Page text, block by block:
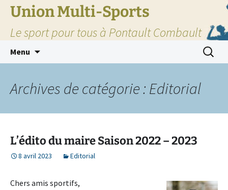
Union Multi-Sports
Le sport pour tous à Pontault Combault
Menu
Archives de catégorie : Editorial
L’édito du maire Saison 2022 – 2023
8 avril 2023 Editorial
Chers amis sportifs,